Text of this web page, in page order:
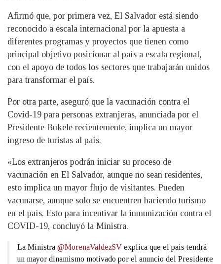
Afirmó que, por primera vez, El Salvador está siendo
reconocido a escala internacional por la apuesta a
diferentes programas y proyectos que tienen como
principal objetivo posicionar al país a escala regional,
con el apoyo de todos los sectores que trabajarán unidos
para transformar el país.
Por otra parte, aseguró que la vacunación contra el
Covid-19 para personas extranjeras, anunciada por el
Presidente Bukele recientemente, implica un mayor
ingreso de turistas al país.
«Los extranjeros podrán iniciar su proceso de
vacunación en El Salvador, aunque no sean residentes,
esto implica un mayor flujo de visitantes. Pueden
vacunarse, aunque solo se encuentren haciendo turismo
en el país. Esto para incentivar la inmunización contra el
COVID-19, concluyó la Ministra.
La Ministra @MorenaValdezSV explica que el país tendrá
un mayor dinamismo motivado por el anuncio del Presidente